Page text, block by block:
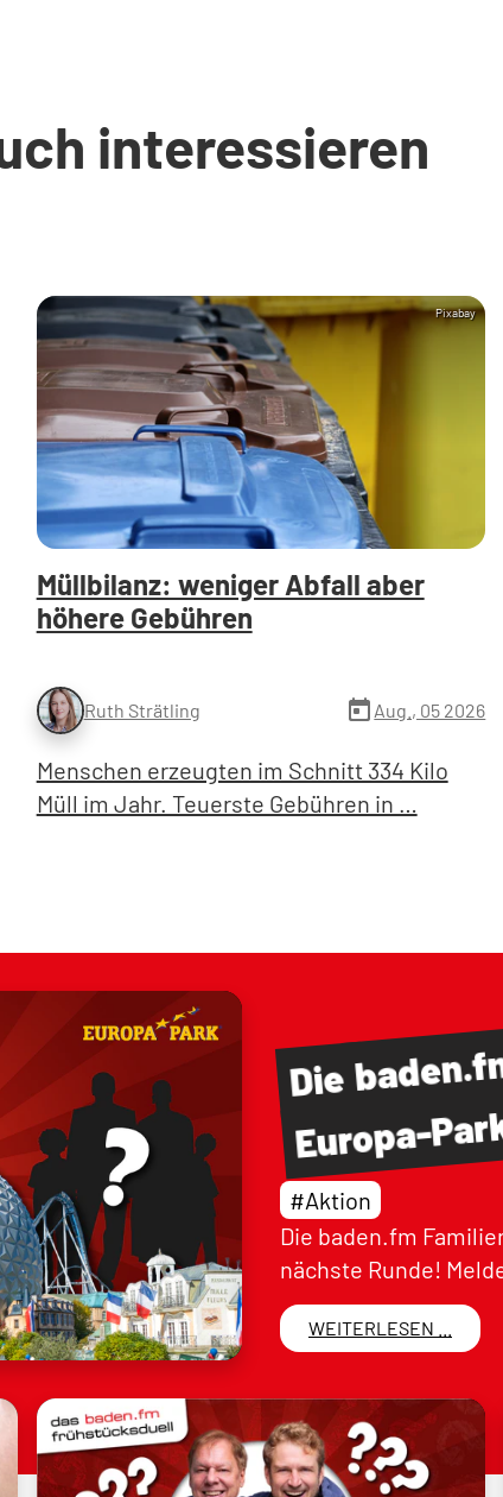
interessieren
Pixabay
Müllbilanz: weniger Abfall aber
höhere Gebühren
Ruth Strätling todayAug., 05 2026
Menschen erzeugten im Schnitt 334 Kilo
Müll im Jahr. Teuerste Gebühren in …
Die
Europa-
#Aktion
Die baden.fm
nächste Runde!
WEITERLESEN ...